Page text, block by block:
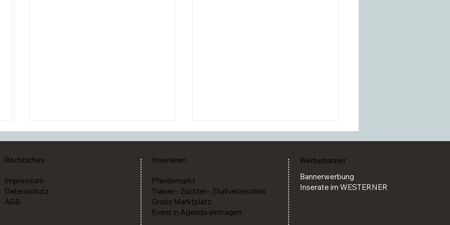
Ausschreibung und Zeitplan
Die SM Western feiert 2026 ihr
Rechtliches
Impressum
Datenschutz
AGB
Inserieren
Pferdemarkt
Trainer-, Züchter-, Stallverzeichnis
Gratis Marktplatz
Event in Agenda eintragen
Werbebanner
Bannerwerbung
Inserate im WESTERNER